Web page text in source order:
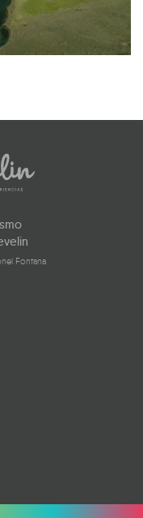
Fontana